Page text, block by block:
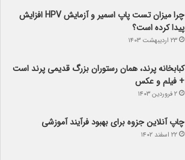
چرا میزان تست پاپ اسمیر و آزمایش HPV افزایش
پیدا کرده است؟
۲۳ اردیبهشت ۱۴۰۳
کبابخانه پرند، همان رستوران بزرگ قدیمی پرند است
+ فیلم و عکس
۲ فروردین ۱۴۰۳
چاپ آنلاین جزوه برای بهبود فرآیند آموزشی
۲۲ اسفند ۱۴۰۲